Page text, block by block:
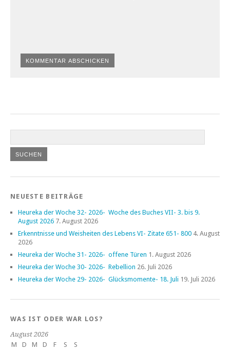
NEUESTE BEITRÄGE
Heureka der Woche 32- 2026- Woche des Buches VII- 3. bis 9.
August 2026 7. August 2026
Erkenntnisse und Weisheiten des Lebens VI- Zitate 651- 800 4. August
2026
Heureka der Woche 31- 2026- offene Türen 1. August 2026
Heureka der Woche 30- 2026- Rebellion 26. Juli 2026
Heureka der Woche 29- 2026- Glücksmomente- 18. Juli 19. Juli 2026
WAS IST ODER WAR LOS?
August 2026
M
D M D F S
S